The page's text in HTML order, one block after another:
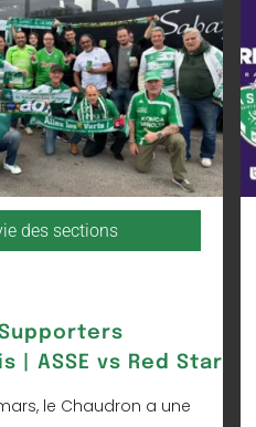
des sections
| ASSE vs Red Star
le Chaudron a une